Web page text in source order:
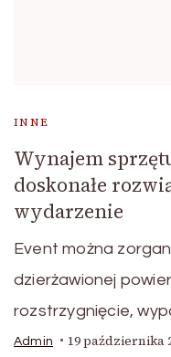
INNE
Wynajem
doskonałe
wydarzenie
Event można
dzierżawionej
rozstrzygnięcie,
Admin 19 października